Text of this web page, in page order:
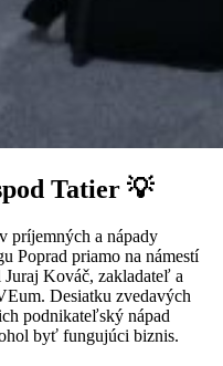
Tatier 💡
príjemných a nápady
Poprad priamo na námestí
Juraj Kováč, zakladateľ a
Desiatku zvedavých
podnikateľský nápad
byť fungujúci biznis.